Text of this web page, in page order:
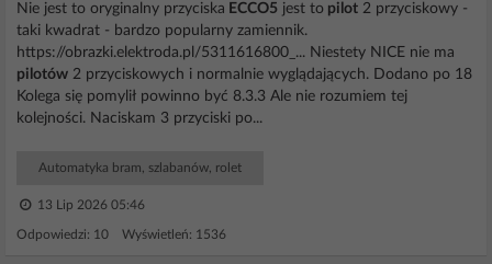
Nie jest to oryginalny przyciska ECCO5 jest to pilot 2 przyciskowy -
taki kwadrat - bardzo popularny zamiennik.
https://obrazki.elektroda.pl/5311616800_... Niestety NICE nie ma
pilotów 2 przyciskowych i normalnie wyglądających. Dodano po 18
Kolega się pomylił powinno być 8.3.3 Ale nie rozumiem tej
kolejności. Naciskam 3 przyciski po...
Automatyka bram, szlabanów, rolet
13 Lip 2026 05:46
Odpowiedzi: 10 Wyświetleń: 1536